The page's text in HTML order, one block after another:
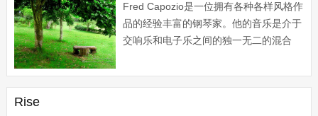
Fred Capozio是一位拥有各种各样风格作
品的经验丰富的钢琴家。他的音乐是介于
交响乐和电子乐之间的独一无二的混合
Productions。...
Rise